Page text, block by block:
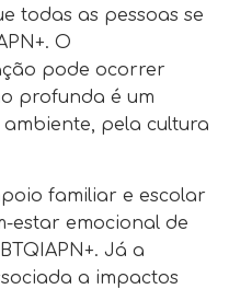
todas as pessoas se
O
pode ocorrer
profunda é um
pela cultura
familiar e escolar
estar emocional de
Já a
a impactos